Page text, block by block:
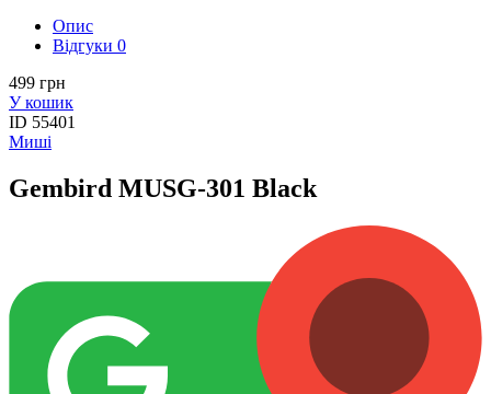
Опис
Вiдгуки 0
499 грн
У кошик
ID 55401
Миші
Gembird MUSG-301 Black